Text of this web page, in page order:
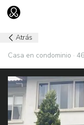
Ir al home
Atrás
Casa en condominio ·